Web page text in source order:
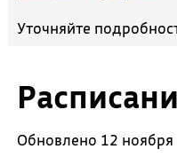
Обновлено 12 ноября
Уточняйте